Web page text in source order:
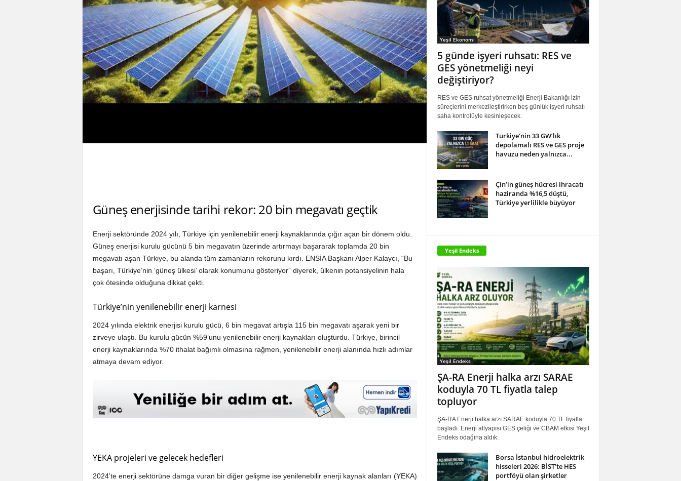
Güneş enerjisinde tarihi rekor: 20 bin megavatı geçtik
Enerji sektöründe 2024 yılı, Türkiye için yenilenebilir enerji kaynaklarında çığır açan bir dönem oldu.
Güneş enerjisi kurulu gücünü 5 bin megavatın üzerinde artırmayı başararak toplamda 20 bin
megavatı aşan Türkiye, bu alanda tüm zamanların rekorunu kırdı. ENSİA Başkanı Alper Kalaycı, “Bu
başarı, Türkiye’nin ‘güneş ülkesi’ olarak konumunu gösteriyor” diyerek, ülkenin potansiyelinin hala
çok ötesinde olduğuna dikkat çekti.
Türkiye’nin yenilenebilir enerji karnesi
2024 yılında elektrik enerjisi kurulu gücü, 6 bin megavat artışla 115 bin megavatı aşarak yeni bir
zirveye ulaştı. Bu kurulu gücün %59’unu yenilenebilir enerji kaynakları oluşturdu. Türkiye, birincil
enerji kaynaklarında %70 ithalat bağımlı olmasına rağmen, yenilenebilir enerji alanında hızlı adımlar
atmaya devam ediyor.
YEKA projeleri ve gelecek hedefleri
2024’te enerji sektörüne damga vuran bir diğer gelişme ise yenilenebilir enerji kaynak alanları (YEKA)
Yeşil Ekonomi
5 günde işyeri ruhsatı: RES ve
GES yönetmeliği neyi
değiştiriyor?
RES ve GES ruhsat yönetmeliği Enerji Bakanlığı izin
süreçlerini merkezileştirirken beş günlük işyeri ruhsatı
saha kontrolüyle kesinleşecek.
Türkiye’nin 33 GW’lık
depolamalı RES ve GES proje
havuzu neden yalnızca...
Çin’in güneş hücresi ihracatı
haziranda %16,5 düştü,
Türkiye yerlilikle büyüyor
Yeşil Endeks
Yeşil Endeks
ŞA-RA Enerji halka arzı SARAE
koduyla 70 TL fiyatla talep
topluyor
ŞA-RA Enerji halka arzı SARAE koduyla 70 TL fiyatla
başladı. Enerji altyapısı GES çeliği ve CBAM etkisi Yeşil
Endeks odağına aldık.
Borsa İstanbul hidroelektrik
hisseleri 2026: BİST’te HES
portföyü olan şirketler